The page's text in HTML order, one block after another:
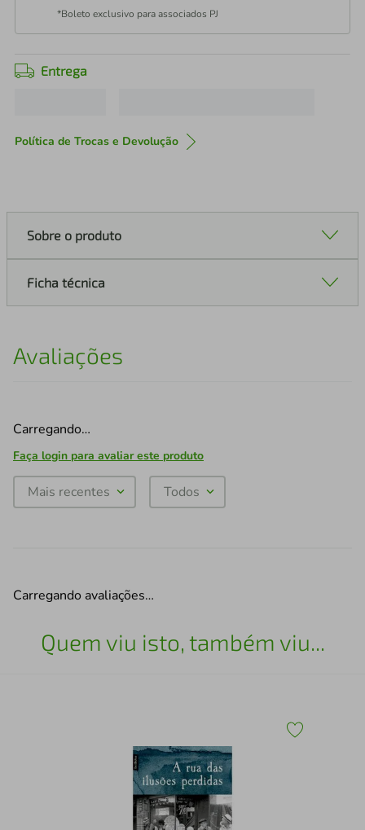
*Boleto exclusivo para associados PJ
Entrega
Política de Trocas e Devolução
Sobre o produto
Ficha técnica
Avaliações
Carregando…
Faça login para avaliar este produto
Mais recentes Todos
Carregando avaliações…
Quem viu isto, também viu...